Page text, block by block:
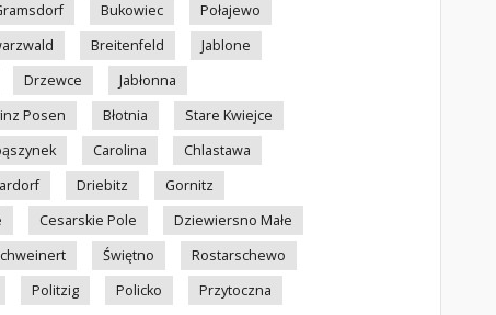
Bukowiec
Połajewo
Breitenfeld
Jablone
Drzewce
Jabłonna
Posen Błotnia
Stare Kwiejce
Carolina
Chlastawa
Driebitz
Gornitz
Cesarskie Pole
Dziewiersno Małe
Świętno
Rostarschewo
Politzig Policko
Przytoczna